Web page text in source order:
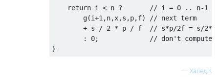
return i < n ?
// i = 0 .. n-1
        g
(i+1 ,n,x,s ,p,f)
// next term
+ s / 2 * p / f
// s*p/2f = s/
:
0;
// don't compute
}
— Халед.К